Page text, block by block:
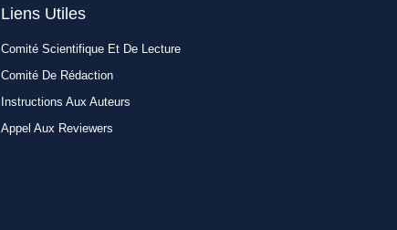
Liens Utiles​
Comité Scientifique Et De Lecture
Comité De Rédaction
Instructions Aux Auteurs
Appel Aux Reviewers